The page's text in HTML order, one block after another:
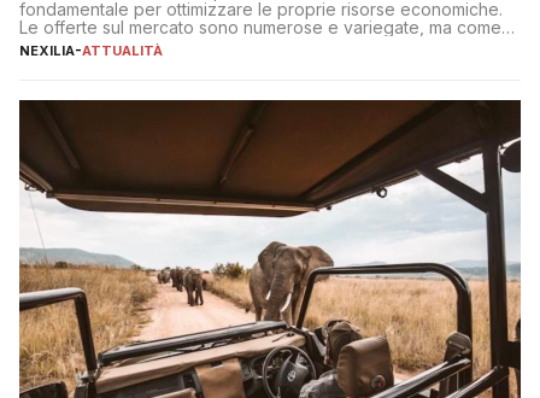
fondamentale per ottimizzare le proprie risorse economiche.
Le offerte sul mercato sono numerose e variegate, ma come
individuare quella più adatta alle proprie esigenze senza
sul […]
NEXILIA-ATTUALITÀ